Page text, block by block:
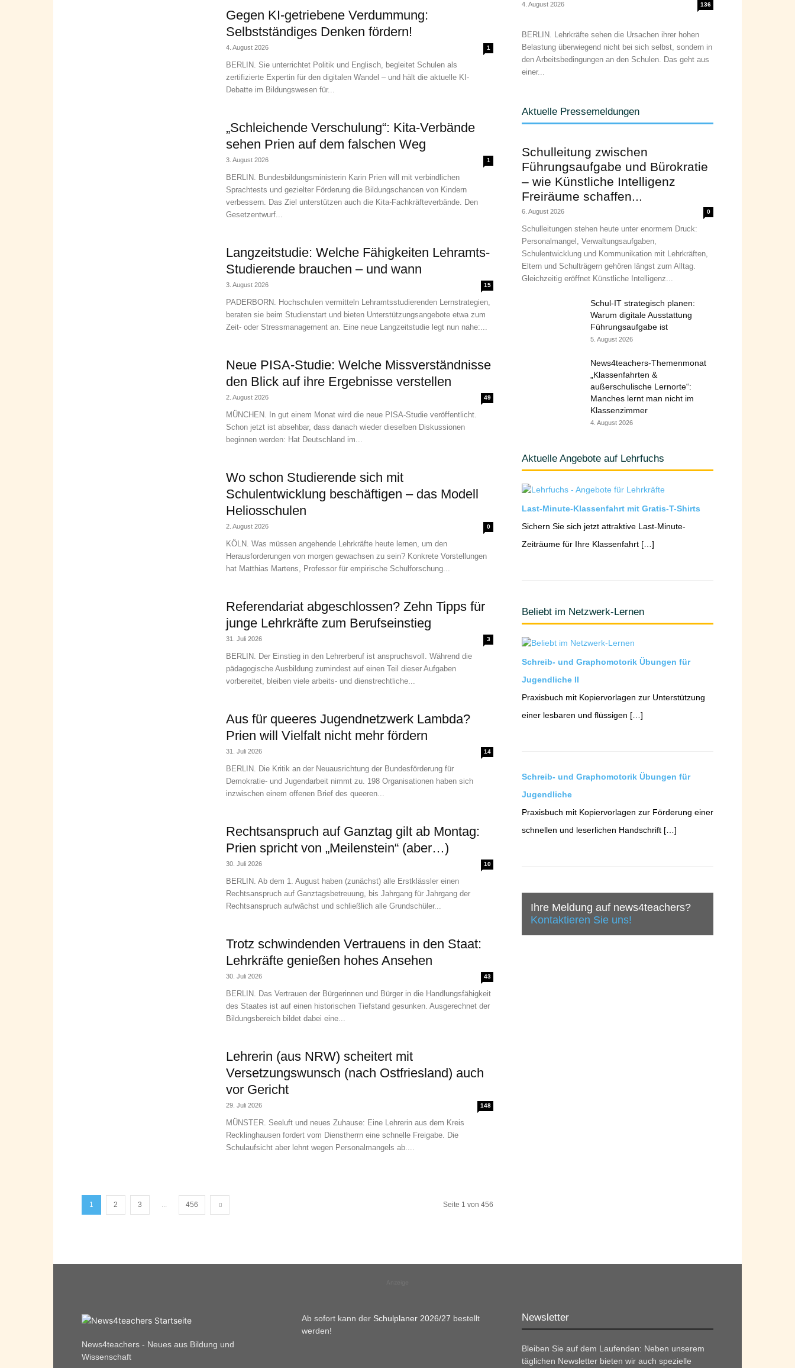
Gegen KI-getriebene Verdummung:
Selbstständiges Denken fördern!
4. August 2026 1
BERLIN. Sie unterrichtet Politik und Englisch, begleitet Schulen als
zertifizierte Expertin für den digitalen Wandel – und hält die aktuelle KI-
Debatte im Bildungswesen für...
„Schleichende Verschulung“: Kita-Verbände
sehen Prien auf dem falschen Weg
3. August 2026 1
BERLIN. Bundesbildungsministerin Karin Prien will mit verbindlichen
Sprachtests und gezielter Förderung die Bildungschancen von Kindern
verbessern. Das Ziel unterstützen auch die Kita-Fachkräfteverbände. Den
Gesetzentwurf...
Langzeitstudie: Welche Fähigkeiten Lehramts-
Studierende brauchen – und wann
3. August 2026 15
PADERBORN. Hochschulen vermitteln Lehramtsstudierenden Lernstrategien,
beraten sie beim Studienstart und bieten Unterstützungsangebote etwa zum
Zeit- oder Stressmanagement an. Eine neue Langzeitstudie legt nun nahe:...
Neue PISA-Studie: Welche Missverständnisse
den Blick auf ihre Ergebnisse verstellen
2. August 2026 49
MÜNCHEN. In gut einem Monat wird die neue PISA-Studie veröffentlicht.
Schon jetzt ist absehbar, dass danach wieder dieselben Diskussionen
beginnen werden: Hat Deutschland im...
Wo schon Studierende sich mit
Schulentwicklung beschäftigen – das Modell
Heliosschulen
2. August 2026 0
KÖLN. Was müssen angehende Lehrkräfte heute lernen, um den
Herausforderungen von morgen gewachsen zu sein? Konkrete Vorstellungen
hat Matthias Martens, Professor für empirische Schulforschung...
Referendariat abgeschlossen? Zehn Tipps für
junge Lehrkräfte zum Berufseinstieg
31. Juli 2026 3
BERLIN. Der Einstieg in den Lehrerberuf ist anspruchsvoll. Während die
pädagogische Ausbildung zumindest auf einen Teil dieser Aufgaben
vorbereitet, bleiben viele arbeits- und dienstrechtliche...
Aus für queeres Jugendnetzwerk Lambda?
Prien will Vielfalt nicht mehr fördern
31. Juli 2026 14
BERLIN. Die Kritik an der Neuausrichtung der Bundesförderung für
Demokratie- und Jugendarbeit nimmt zu. 198 Organisationen haben sich
inzwischen einem offenen Brief des queeren...
Rechtsanspruch auf Ganztag gilt ab Montag:
Prien spricht von „Meilenstein“ (aber…)
30. Juli 2026 10
BERLIN. Ab dem 1. August haben (zunächst) alle Erstklässler einen
Rechtsanspruch auf Ganztagsbetreuung, bis Jahrgang für Jahrgang der
Rechtsanspruch aufwächst und schließlich alle Grundschüler...
Trotz schwindenden Vertrauens in den Staat:
Lehrkräfte genießen hohes Ansehen
30. Juli 2026 43
BERLIN. Das Vertrauen der Bürgerinnen und Bürger in die Handlungsfähigkeit
des Staates ist auf einen historischen Tiefstand gesunken. Ausgerechnet der
Bildungsbereich bildet dabei eine...
Lehrerin (aus NRW) scheitert mit
Versetzungswunsch (nach Ostfriesland) auch
vor Gericht
29. Juli 2026 148
MÜNSTER. Seeluft und neues Zuhause: Eine Lehrerin aus dem Kreis
Recklinghausen fordert vom Dienstherrn eine schnelle Freigabe. Die
Schulaufsicht aber lehnt wegen Personalmangels ab....
1 2 3 ... 456 Seite 1 von 456
4. August 2026 136
BERLIN. Lehrkräfte sehen die Ursachen ihrer hohen
Belastung überwiegend nicht bei sich selbst, sondern in
den Arbeitsbedingungen an den Schulen. Das geht aus
einer...
Aktuelle Pressemeldungen
Schulleitung zwischen
Führungsaufgabe und Bürokratie
– wie Künstliche Intelligenz
Freiräume schaffen...
6. August 2026 0
Schulleitungen stehen heute unter enormem Druck:
Personalmangel, Verwaltungsaufgaben,
Schulentwicklung und Kommunikation mit Lehrkräften,
Eltern und Schulträgern gehören längst zum Alltag.
Gleichzeitig eröffnet Künstliche Intelligenz...
Schul-IT strategisch planen:
Warum digitale Ausstattung
Führungsaufgabe ist
5. August 2026
News4teachers-Themenmonat
„Klassenfahrten &
außerschulische Lernorte“:
Manches lernt man nicht im
Klassenzimmer
4. August 2026
Aktuelle Angebote auf Lehrfuchs
Last-Minute-Klassenfahrt mit Gratis-T-Shirts
Sichern Sie sich jetzt attraktive Last-Minute-
Zeiträume für Ihre Klassenfahrt […]
Beliebt im Netzwerk-Lernen
Schreib- und Graphomotorik Übungen für
Jugendliche II
Praxisbuch mit Kopiervorlagen zur Unterstützung
einer lesbaren und flüssigen […]
Schreib- und Graphomotorik Übungen für
Jugendliche
Praxisbuch mit Kopiervorlagen zur Förderung einer
schnellen und leserlichen Handschrift […]
Ihre Meldung auf news4teachers?
Kontaktieren Sie uns!
News4teachers - Neues aus Bildung und
Wissenschaft
Ab sofort kann der Schulplaner 2026/27 bestellt
werden!
Newsletter
Bleiben Sie auf dem Laufenden: Neben unserem
täglichen Newsletter bieten wir auch spezielle